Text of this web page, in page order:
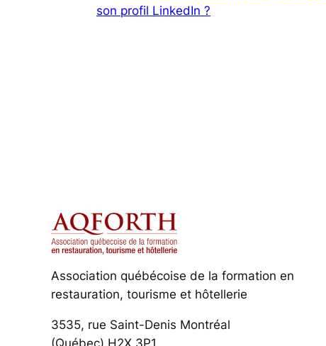
son profil LinkedIn ?
Association québécoise de la formation en
restauration, tourisme et hôtellerie
3535, rue Saint-Denis Montréal
(Québec) H2X 3P1